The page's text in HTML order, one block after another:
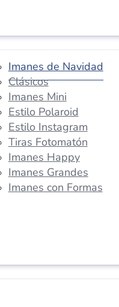
Imanes de Navidad
Clásicos
Imanes Mini
Estilo Polaroid
Estilo Instagram
Tiras Fotomatón
Imanes Happy
Imanes Grandes
Imanes con Formas